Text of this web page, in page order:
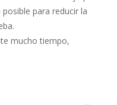
para reducir la
mucho tiempo,